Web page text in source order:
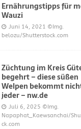
SPORT
– OP-
Ernährungstipps für
Wauzi
Juni 14, 2021 ©Img.
belozu/Shutterstock.com
Züchtung im Kreis
begehrt – diese süßen
Welpen bekommt
jeder – nw.de
Juli 6, 2025 ©Img.
Napaphat_Kaewsanchai/
ck.com